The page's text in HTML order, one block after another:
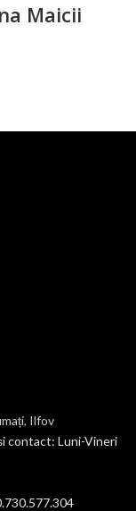
Maicii
Ilfov
contact: Luni-Vineri